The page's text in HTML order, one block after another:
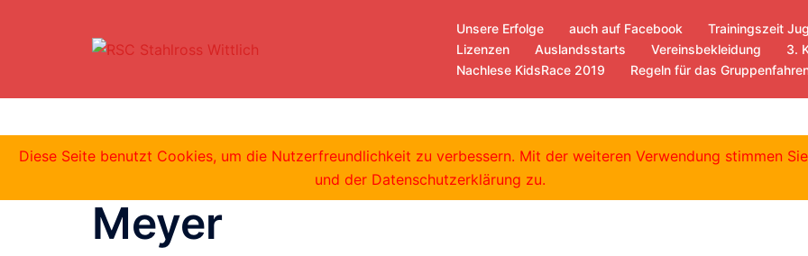
Unsere Erfolge auch auf Facebook Trainingszeit
Lizenzen
Auslandsstarts Vereinsbekleidung
3.
Nachlese KidsRace 2019
Regeln für das
2x Platz 2 im Cyclo-Cross für Jan
Meyer
Diese Seite benutzt Cookies, um die Nutzerfreundlichkeit zu verbessern. Mit der weiteren Verwendung stimmen
und der Datenschutzerklärung zu.